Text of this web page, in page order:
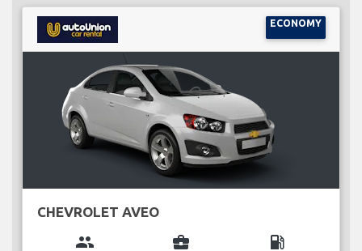
ECONOMY
CHEVROLET AVEO
group business_center local_gas_station